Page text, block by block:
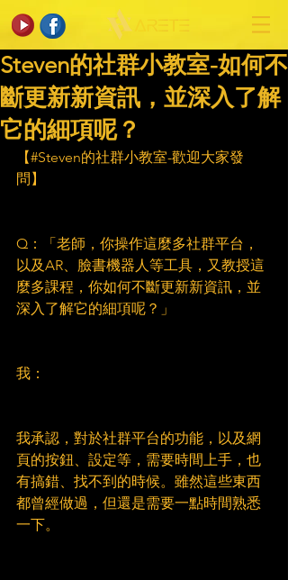
Steven的社群小教室-如何不
斷更新新資訊，並深入了解
它的細項呢？
【#Steven的社群小教室-歡迎大家發
問】
Q：「老師，你操作這麼多社群平台，
以及AR、臉書機器人等工具，又教授這
麼多課程，你如何不斷更新新資訊，並
深入了解它的細項呢？」
我：
我承認，對於社群平台的功能，以及網
頁的按鈕、設定等，需要時間上手，也
有搞錯、找不到的時候。雖然這些東西
都曾經做過，但還是需要一點時間熟悉
一下。